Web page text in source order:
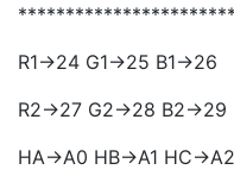
R1->24 G1->25 B1->26
R2->27 G2->28 B2->29
HA->A0 HB->A1 HC-